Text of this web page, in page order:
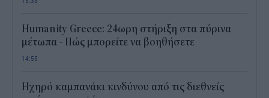
Humanity Greece: 24ωρη στήριξη στα πύρινα
μέτωπα - Πώς μπορείτε να βοηθήσετε
14:55
Ηχηρό καμπανάκι κινδύνου από τις διεθνείς